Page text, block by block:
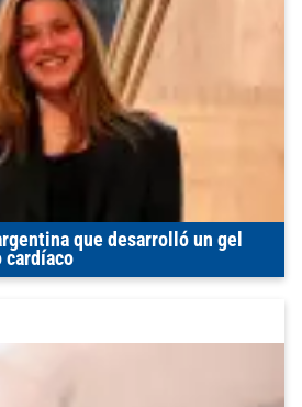
que desarrolló un gel
cardíaco